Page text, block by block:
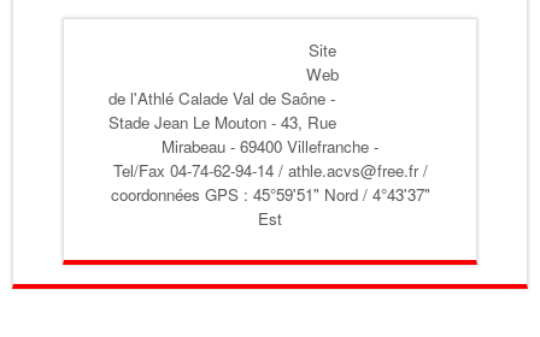
Site
Web
de l'Athlé Calade Val de Saône -
Stade Jean Le Mouton - 43, Rue
Mirabeau - 69400 Villefranche -
Tel/Fax 04-74-62-94-14 / athle.acvs@free.fr /
coordonnées GPS : 45°59'51" Nord / 4°43'37"
Est